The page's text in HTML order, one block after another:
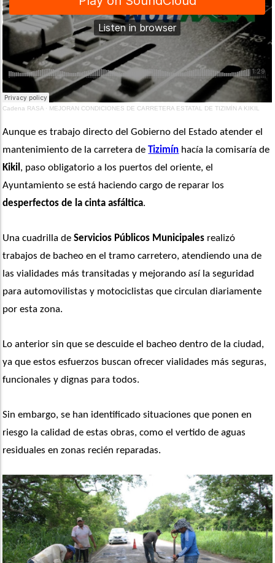
Cadena RASA · MEJORAN CONDICIONES DE CARRETERA ESTATAL DE TIZIMÍN A KIKIL
Aunque es trabajo directo del Gobierno del Estado atender el
mantenimiento de la carretera de Tizimín
Kikil, paso obligatorio a los puertos del oriente, el
desperfectos de la cinta asfáltica.
Una cuadrilla de Servicios Públicos Municipales realizó
trabajos de bacheo en el tramo carretero, atendiendo una de
las vialidades más transitadas y mejorando así la seguridad
para automovilistas y motociclistas que circulan diariamente
por esta zona.
Lo anterior sin que se descuide el bacheo dentro de la ciudad,
ya que estos esfuerzos buscan ofrecer vialidades más seguras,
funcionales y dignas para todos.
Sin embargo, se han identificado situaciones que ponen en
riesgo la calidad de estas obras, como el vertido de aguas
residuales en zonas recién reparadas.